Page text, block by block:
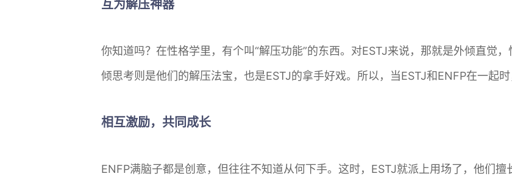
互为解压神器
你知道吗？在性格学里，有个叫“解压功能”的东西。对ESTJ来说，那就是外倾直觉
倾思考则是他们的解压法宝，也是ESTJ的拿手好戏。所以，当ESTJ和ENFP在一起
相互激励，共同成长
ENFP满脑子都是创意，但往往不知道从何下手。这时，ESTJ就派上用场了，他们